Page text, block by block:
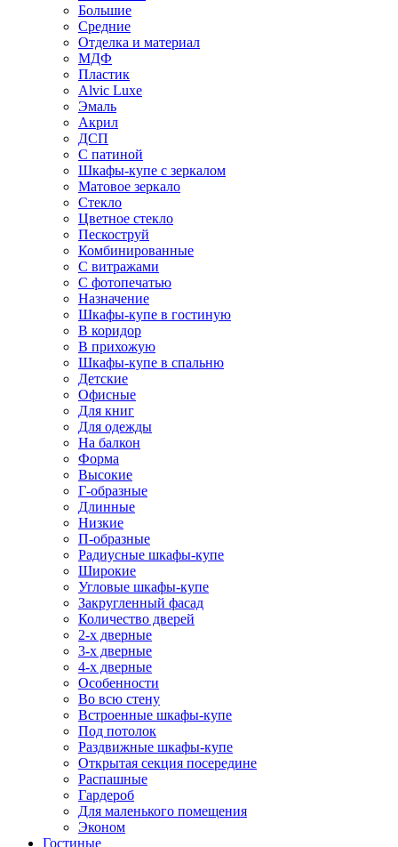
Большие
Средние
Отделка и материал
МДФ
Пластик
Alvic Luxe
Эмаль
Акрил
ДСП
С патиной
Шкафы-купе с зеркалом
Матовое зеркало
Стекло
Цветное стекло
Пескоструй
Комбинированные
С витражами
С фотопечатью
Назначение
Шкафы-купе в гостиную
В коридор
В прихожую
Шкафы-купе в спальню
Детские
Офисные
Для книг
Для одежды
На балкон
Форма
Высокие
Г-образные
Длинные
Низкие
П-образные
Радиусные шкафы-купе
Широкие
Угловые шкафы-купе
Закругленный фасад
Количество дверей
2-х дверные
3-х дверные
4-х дверные
Особенности
Во всю стену
Встроенные шкафы-купе
Под потолок
Раздвижные шкафы-купе
Открытая секция посередине
Распашные
Гардероб
Для маленького помещения
Эконом
Гостиные